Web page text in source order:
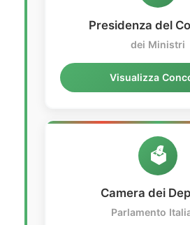
Presidenza del
dei Ministri
Visualizza
🗳️
Camera dei
Parlamento